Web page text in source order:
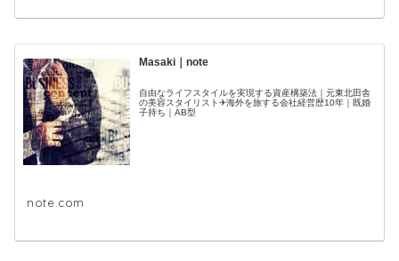
Masaki｜note
自由なライフスタイルを実現する資産構築法｜元東北田舎
の美容スタイリスト✈海外を旅する会社経営歴10年｜既婚
子持ち｜AB型
note.com